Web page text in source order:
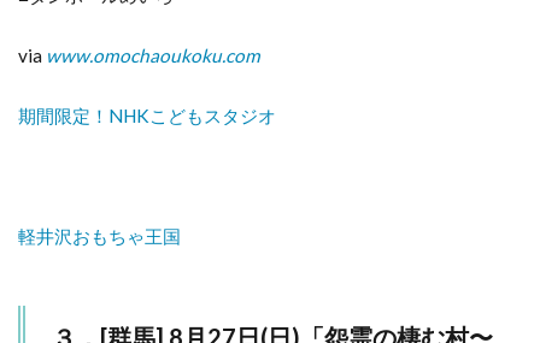
via www.omochaoukoku.com
期間限定！NHKこどもスタジオ
軽井沢おもちゃ王国